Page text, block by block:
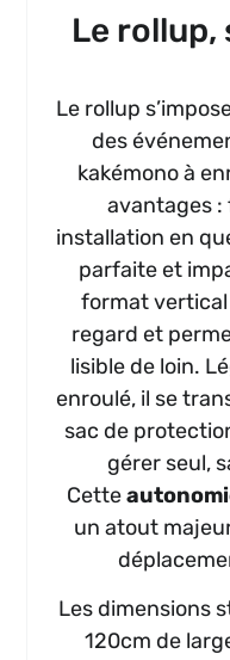
Le rollup,
Le rollup
des
kakémono à
avantages
installation en
parfaite et
format
regard et
lisible de loin.
enroulé, il se
sac de
gérer seul,
Cette
un atout
Les dimensions
120cm de